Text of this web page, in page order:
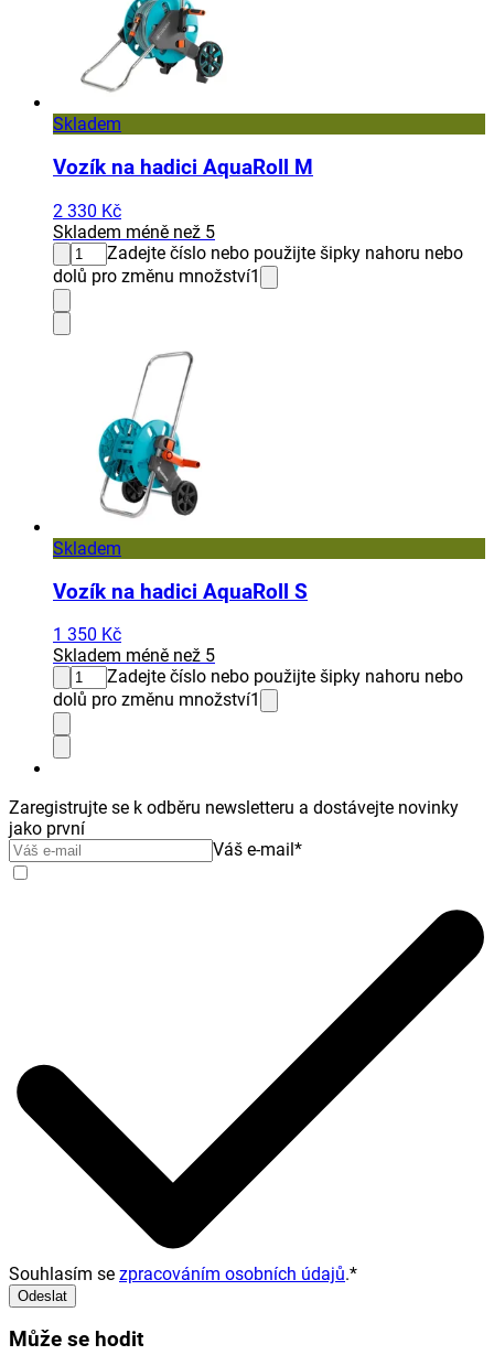
Skladem
Vozík na hadici AquaRoll M
2 330 Kč
Skladem méně než 5
Zadejte číslo nebo použijte šipky nahoru nebo
dolů pro změnu množství1
Skladem
Vozík na hadici AquaRoll S
1 350 Kč
Skladem méně než 5
Zadejte číslo nebo použijte šipky nahoru nebo
dolů pro změnu množství1
Zaregistrujte se k odběru newsletteru a dostávejte novinky
jako první
Váš e-mail *
Souhlasím se zpracováním osobních údajů.*
Odeslat
Může se hodit